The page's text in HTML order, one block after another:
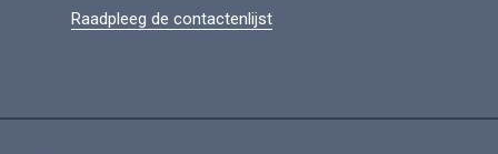
Raadpleeg de contactenlijst